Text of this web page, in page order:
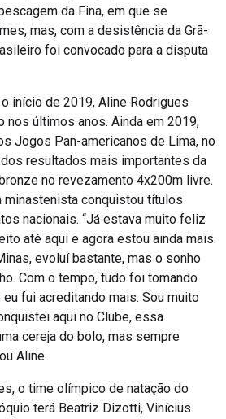
da Fina, em que se
mas, com a desistência da Grã-
foi convocado para a disputa
início de 2019, Aline Rodrigues
nos últimos anos. Ainda em 2019,
Jogos Pan-americanos de Lima, no
resultados mais importantes da
no revezamento 4x200m livre.
minastenista conquistou títulos
nacionais. “Já estava muito feliz
até aqui e agora estou ainda mais.
evoluí bastante, mas o sonho
Com o tempo, tudo foi tomando
fui acreditando mais. Sou muito
aqui no Clube, essa
cereja do bolo, mas sempre
Aline.
o time olímpico de natação do
terá Beatriz Dizotti, Vinícius